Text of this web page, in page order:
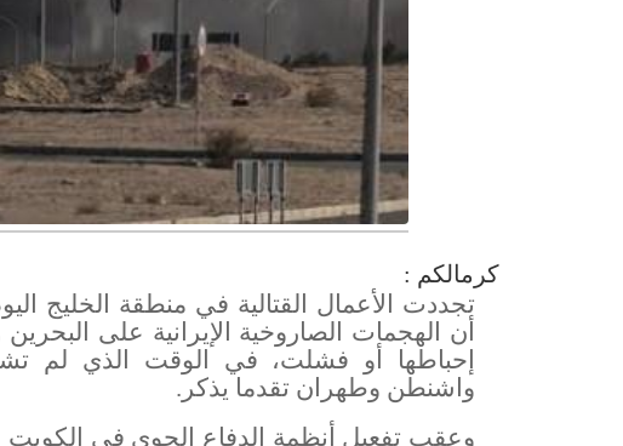
كرمالكم :
تجددت الأعمال القتالية في منطقة الخليج
أن الهجمات الصاروخية الإيرانية على
إحباطها أو فشلت، في الوقت الذي لم
واشنطن وطهران تقدما يذكر .
وعقب تفعيل أنظمة الدفاع الجوي في الكويت